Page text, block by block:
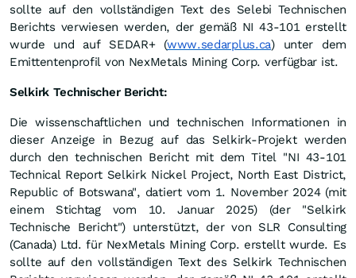
sollte auf den vollständigen Text des Selebi Technischen
Berichts verwiesen werden, der gemäß NI 43-101 erstellt
wurde und auf SEDAR+ (www.sedarplus.ca) unter dem
Emittentenprofil von NexMetals Mining Corp. verfügbar ist.
Selkirk Technischer Bericht:
Die wissenschaftlichen und technischen Informationen in
dieser Anzeige in Bezug auf das Selkirk-Projekt werden
durch den technischen Bericht mit dem Titel "NI 43-101
Technical Report Selkirk Nickel Project, North East District,
Republic of Botswana", datiert vom 1. November 2024 (mit
einem Stichtag vom 10. Januar 2025) (der "Selkirk
Technische Bericht") unterstützt, der von SLR Consulting
(Canada) Ltd. für NexMetals Mining Corp. erstellt wurde. Es
sollte auf den vollständigen Text des Selkirk Technischen